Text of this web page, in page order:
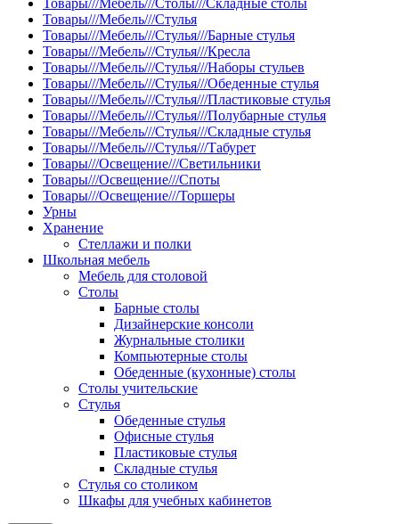
Товары///Мебель///Столы///Складные столы
Товары///Мебель///Стулья
Товары///Мебель///Стулья///Барные стулья
Товары///Мебель///Стулья///Кресла
Товары///Мебель///Стулья///Наборы стульев
Товары///Мебель///Стулья///Обеденные стулья
Товары///Мебель///Стулья///Пластиковые стулья
Товары///Мебель///Стулья///Полубарные стулья
Товары///Мебель///Стулья///Складные стулья
Товары///Мебель///Стулья///Табурет
Товары///Освещение///Светильники
Товары///Освещение///Споты
Товары///Освещение///Торшеры
Урны
Хранение
Стеллажи и полки
Школьная мебель
Мебель для столовой
Столы
Барные столы
Дизайнерские консоли
Журнальные столики
Компьютерные столы
Обеденные (кухонные) столы
Столы учительские
Стулья
Обеденные стулья
Офисные стулья
Пластиковые стулья
Складные стулья
Стулья со столиком
Шкафы для учебных кабинетов